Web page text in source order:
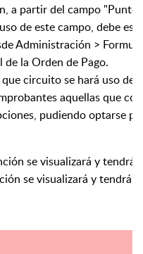
a partir del campo
de este campo, debe
Administración >
la Orden de Pago.
circuito se hará uso de
aquellas que
pudiendo optarse
se visualizará y
se visualizará y tendrá